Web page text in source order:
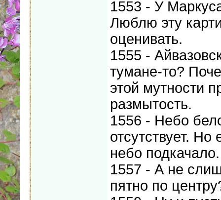
1553 - У
Люблю эту
оценивать.
1555 -
тумане-то?
этой мутности
размытость.
1556 - Небо
отсутствует. Но
небо подкачало.
1557 - А не
пятно по